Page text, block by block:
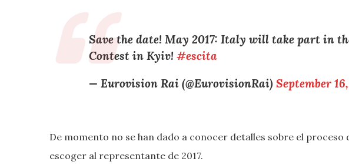
Save the date! May 2017: Italy will take part in
Contest in Kyiv!#escita
— Eurovision Rai (@EurovisionRai)September
De momento no se han dado a conocer detalles sobre el
escoger al representante de 2017.